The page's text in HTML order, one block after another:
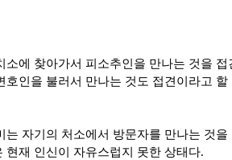
소에 찾아가서 피소추인을 만나는 것을 접
호인을 불러서 만나는 것도 접견이라고 할
는 자기의 처소에서 방문자를 만나는 것을
현재 인신이 자유스럽지 못한 상태다.